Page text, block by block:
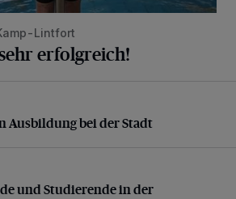
Lintfort
erfolgreich!
Ausbildung bei der Stadt
Ausbildung bei der Stadt
und Studierende in der
und Studierende in der